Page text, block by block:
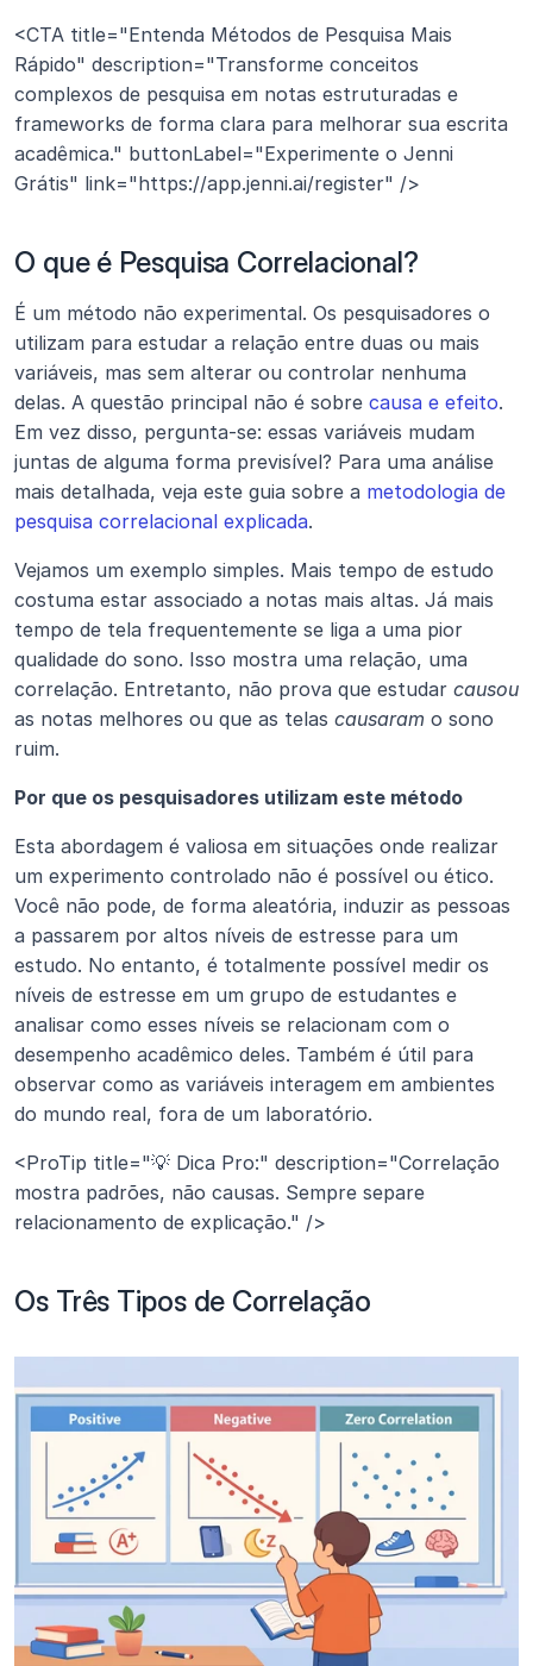
<CTA title="Entenda Métodos de Pesquisa Mais
Rápido" description="Transforme conceitos
complexos de pesquisa em notas estruturadas e
frameworks de forma clara para melhorar sua escrita
acadêmica." buttonLabel="Experimente o Jenni
Grátis" link="https://app.jenni.ai/register" />
O que é Pesquisa Correlacional?
É um método não experimental. Os pesquisadores o
utilizam para estudar a relação entre duas ou mais
variáveis, mas sem alterar ou controlar nenhuma
delas. A questão principal não é sobre causa e efeito.
Em vez disso, pergunta-se: essas variáveis mudam
juntas de alguma forma previsível? Para uma análise
mais detalhada, veja este guia sobre a metodologia de
pesquisa correlacional explicada.
Vejamos um exemplo simples. Mais tempo de estudo
costuma estar associado a notas mais altas. Já mais
tempo de tela frequentemente se liga a uma pior
qualidade do sono. Isso mostra uma relação, uma
correlação. Entretanto, não prova que estudar causou
as notas melhores ou que as telas causaram o sono
ruim.
Por que os pesquisadores utilizam este método
Esta abordagem é valiosa em situações onde realizar
um experimento controlado não é possível ou ético.
Você não pode, de forma aleatória, induzir as pessoas
a passarem por altos níveis de estresse para um
estudo. No entanto, é totalmente possível medir os
níveis de estresse em um grupo de estudantes e
analisar como esses níveis se relacionam com o
desempenho acadêmico deles. Também é útil para
observar como as variáveis interagem em ambientes
do mundo real, fora de um laboratório.
<ProTip title="💡 Dica Pro:" description="Correlação
mostra padrões, não causas. Sempre separe
relacionamento de explicação." />
Os Três Tipos de Correlação